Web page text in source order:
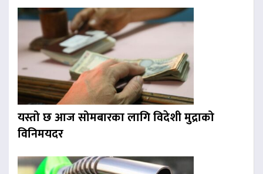
यस्तो छ आज सोमबारका लागि विदेशी मुद्राको
विनिमयदर